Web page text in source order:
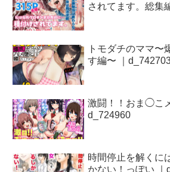
されてます。総集
トモダチのママ〜
す編〜 ｜
激闘！！おま◯こ
d_724960
時間停止を解くに
かない！っぽい ｜